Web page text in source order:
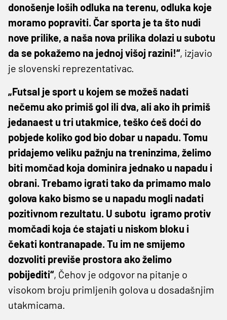
donošenje loših odluka na terenu, odluka koje
moramo popraviti. Čar sporta je ta što nudi
nove prilike, a naša nova prilika dolazi u subotu
da se pokažemo na jednoj višoj razini!“, izjavio
je slovenski reprezentativac.
„Futsal je sport u kojem se možeš nadati
nečemu ako primiš gol ili dva, ali ako ih primiš
jedanaest u tri utakmice, teško ćeš doći do
pobjede koliko god bio dobar u napadu. Tomu
pridajemo veliku pažnju na treninzima, želimo
biti momčad koja dominira jednako u napadu i
obrani. Trebamo igrati tako da primamo malo
golova kako bismo se u napadu mogli nadati
pozitivnom rezultatu. U subotu igramo protiv
momčadi koja će stajati u niskom bloku i
čekati kontranapade. Tu im ne smijemo
dozvoliti previše prostora ako želimo
pobijediti“, Čehov je odgovor na pitanje o
visokom broju primljenih golova u dosadašnjim
utakmicama.